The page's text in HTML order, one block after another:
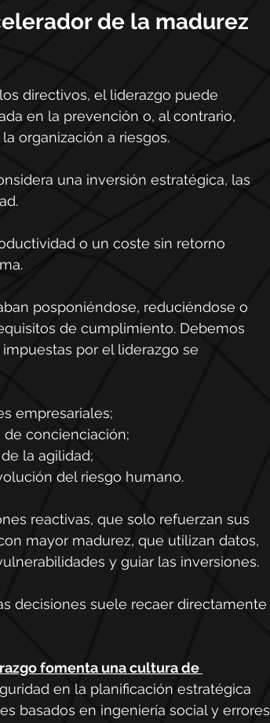
de la madurez
directivos, el liderazgo puede
en la prevención o, al contrario,
organización a riesgos.
una inversión estratégica, las
o un coste sin retorno
posponiéndose, reduciéndose o
de cumplimiento. Debemos
por el liderazgo se
empresariales;
de concienciación;
la agilidad;
del riesgo humano.
reactivas, que solo refuerzan sus
mayor madurez, que utilizan datos,
y guiar las inversiones.
decisiones suele recaer directamente
fomenta una cultura de
en la planificación estratégica
basados en ingeniería social y errores